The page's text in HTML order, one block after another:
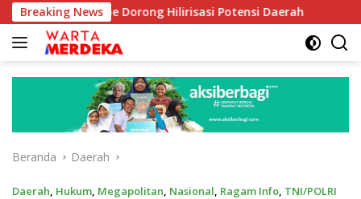
Langsung
ke
konten
Breaking News
Aboe Dorong Hilirisasi Potensi Daerah DPR Dorong
Beranda Daerah
Daerah, Hukum, Megapolitan, Nasional, Ragam Info, TNI/POLRI